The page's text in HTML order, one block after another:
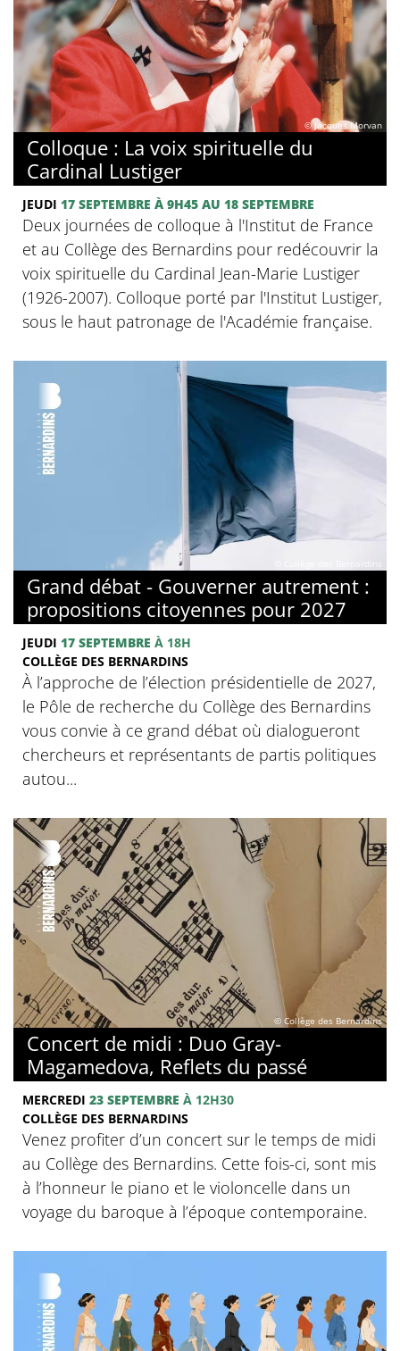
© Jacques Morvan
Colloque : La voix spirituelle du
Cardinal Lustiger
JEUDI 17 SEPTEMBRE À 9H45 AU 18 SEPTEMBRE
Deux journées de colloque à l'Institut de France
et au Collège des Bernardins pour redécouvrir la
voix spirituelle du Cardinal Jean-Marie Lustiger
(1926-2007). Colloque porté par l'Institut Lustiger,
sous le haut patronage de l'Académie française.
Grand débat - Gouverner autrement :
propositions citoyennes pour 2027
JEUDI 17 SEPTEMBRE À 18H
COLLÈGE DES BERNARDINS
À l’approche de l’élection présidentielle de 2027,
le Pôle de recherche du Collège des Bernardins
vous convie à ce grand débat où dialogueront
chercheurs et représentants de partis politiques
autou...
© Collège des Bernardins
Concert de midi : Duo Gray-
Magamedova, Reflets du passé
MERCREDI 23 SEPTEMBRE À 12H30
COLLÈGE DES BERNARDINS
Venez profiter d’un concert sur le temps de midi
au Collège des Bernardins. Cette fois-ci, sont mis
à l’honneur le piano et le violoncelle dans un
voyage du baroque à l’époque contemporaine.